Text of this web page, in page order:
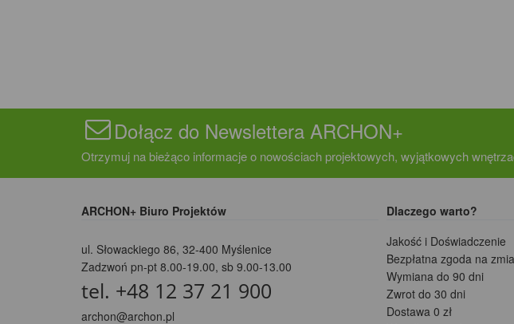
Dołącz do Newslettera ARCHON+
Otrzymuj na bieżąco informacje o nowościach projektowych, wyjątkowych
ARCHON+ Biuro Projektów
ul. Słowackiego 86, 32-400 Myślenice
Zadzwoń pn-pt 8.00-19.00, sb 9.00-13.00
tel. +48 12 37 21 900
archon@archon.pl
Dlaczego warto?
Jakość i Doświadczenie
Bezpłatna zgoda na
Wymiana do 90 dni
Zwrot do 30 dni
Dostawa 0 zł